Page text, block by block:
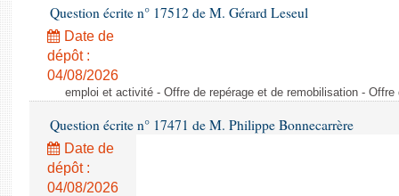
Question écrite n° 17512 de M. Gérard Leseul
Date de
dépôt :
04/08/2026
emploi et activité - Offre de repérage et de remobilisation -
Question écrite n° 17471 de M. Philippe Bonnecarrère
Date de
dépôt :
04/08/2026